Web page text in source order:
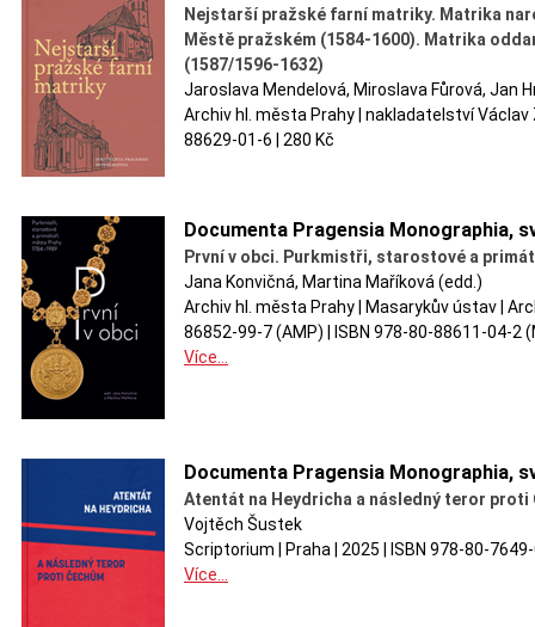
Nejstarší pražské farní matriky. Matrika
Městě pražském (1584-1600). Matrika
(1587/1596-1632)
Jaroslava Mendelová, Miroslava Fůrová, Jan
Archiv hl. města Prahy | nakladatelství Václav
88629-01-6 | 280 Kč
Documenta Pragensia Monographia,
První v obci. Purkmistři, starostové a
Jana Konvičná, Martina Maříková (edd.)
Archiv hl. města Prahy | Masarykův ústav |
86852-99-7 (AMP) | ISBN 978-80-88611-04-2
Více...
Documenta Pragensia Monographia,
Atentát na Heydricha a následný teror proti
Vojtěch Šustek
Scriptorium | Praha | 2025 | ISBN 978-80-7649-
Více...